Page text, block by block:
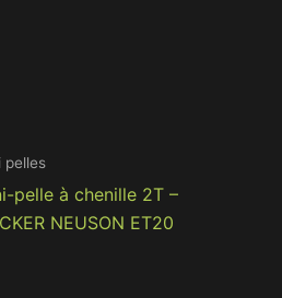
pelles
pelle à chenille 2T –
NEUSON ET20